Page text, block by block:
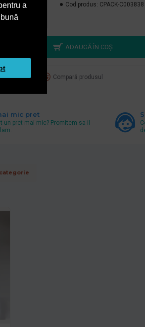
a
Cod produs: CPACK-C003838
ADAUGĂ ÎN COŞ
la favorite Compară produsul
mic pret
un pret mai mic? Promitem sa il